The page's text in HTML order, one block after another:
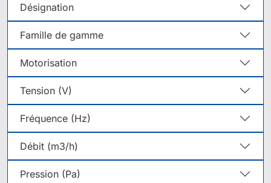
Désignation
Famille de gamme
Motorisation
Tension (V)
Fréquence (Hz)
Débit (m3/h)
Pression (Pa)